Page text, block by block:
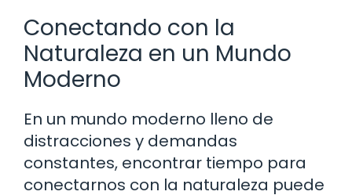
Conectando con la
Naturaleza en un Mundo
Moderno
En un mundo moderno lleno de
distracciones y demandas
constantes, encontrar tiempo para
conectarnos con la naturaleza puede